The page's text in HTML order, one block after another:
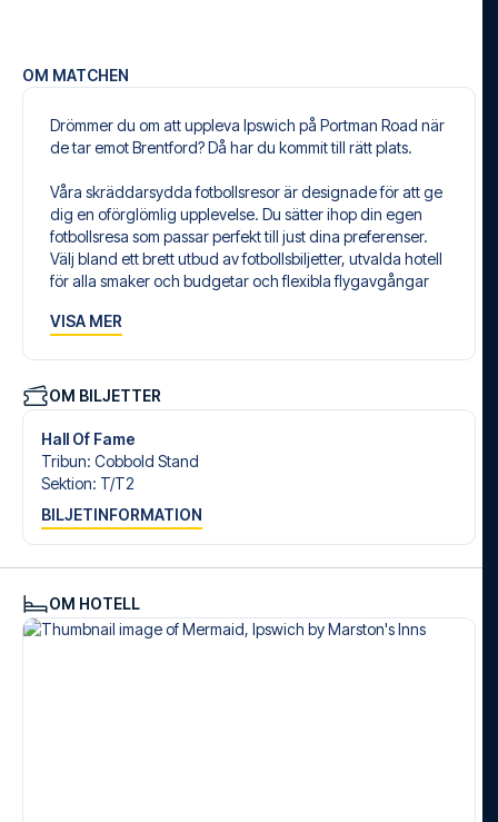
OM MATCHEN
Drömmer du om att uppleva Ipswich på Portman Road när
de tar emot Brentford? Då har du kommit till rätt plats.
Våra skräddarsydda fotbollsresor är designade för att ge
dig en oförglömlig upplevelse. Du sätter ihop din egen
fotbollsresa som passar perfekt till just dina preferenser.
Välj bland ett brett utbud av fotbollsbiljetter, utvalda hotell
för alla smaker och budgetar och flexibla flygavgångar
säkerställer en problemfri bokningsprocess i samband
med din fotbollspaket och står redo med personlig
service både före och under resan. Vi är tillgängliga på
+46 22 03 00 14 eller
boka resan.
Är du redo att uppleva Ipswich på Portman Road mot
Brentford? Kontakta oss idag, och låt oss hjälpa dig att
realisera din fotbollsresedröm!
VISA MER
OM BILJETTER
Hall Of Fame
Tribun: Cobbold Stand
Sektion: T/​T2
BILJETINFORMATION
OM HOTELL